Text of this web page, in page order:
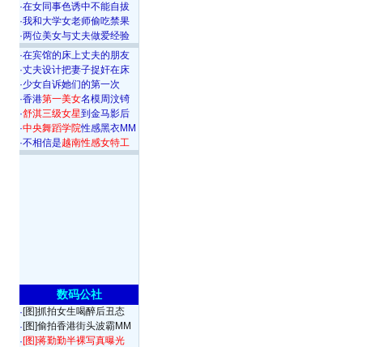
·在女同事色诱中不能自拔
·我和大学女老师偷吃禁果
·两位美女与丈夫做爱经验
·在宾馆的床上丈夫的朋友
·丈夫设计把妻子捉奸在床
·少女自诉她们的第一次
·香港第一美女名模周汶锜
·舒淇三级女星到金马影后
·中央舞蹈学院性感黑衣MM
·不相信是越南性感女特工
数码公社
· [图]抓拍女生喝醉后丑态
· [图]偷拍香港街头波霸MM
·[图]蒋勤勤半裸写真曝光